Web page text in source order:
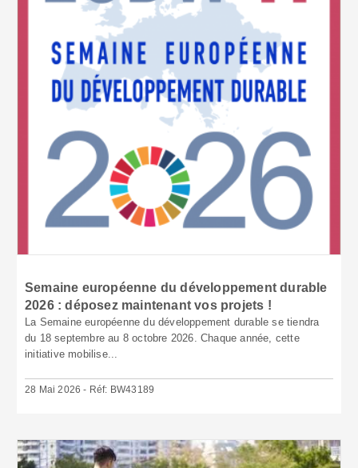
Semaine européenne du développement durable
2026 : déposez maintenant vos projets !
La Semaine européenne du développement durable se tiendra
du 18 septembre au 8 octobre 2026. Chaque année, cette
initiative mobilise...
28 Mai 2026 - Réf: BW43189